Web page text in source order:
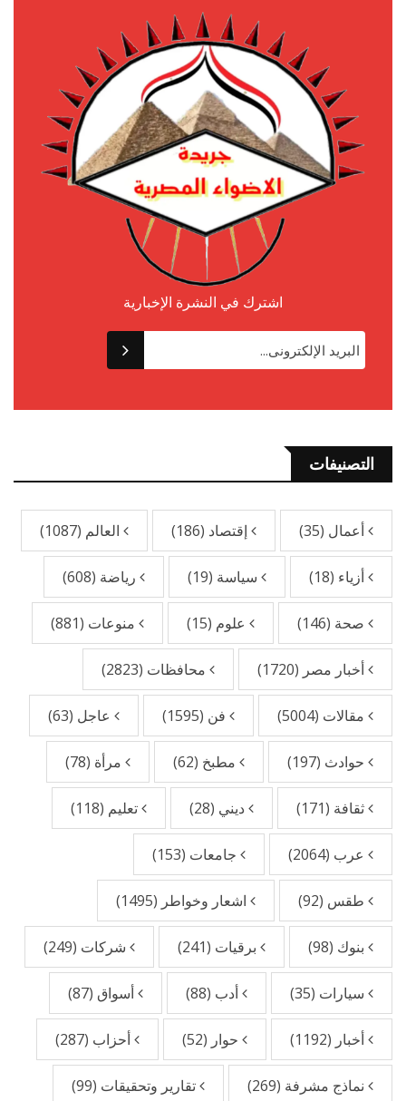
اشترك في النشرة الإخبارية
التصنيفات
أعمال (35) إقتصاد (186) العالم (1087)
أزياء (18) سياسة (19) رياضة (608)
صحة (146) علوم (15) منوعات (881)
أخبار مصر (1720) محافظات (2823)
مقالات (5004) فن (1595) عاجل (63)
حوادث (197) مطبخ (62) مرأة (78)
ثقافة (171) ديني (28) تعليم (118)
عرب (2064) جامعات (153)
طقس (92) اشعار وخواطر (1495)
بنوك (98) برقيات (241) شركات (249)
سيارات (35) أدب (88) أسواق (87)
أخبار (1192) حوار (52) أحزاب (287)
نماذج مشرفة (269) تقارير وتحقيقات (99)